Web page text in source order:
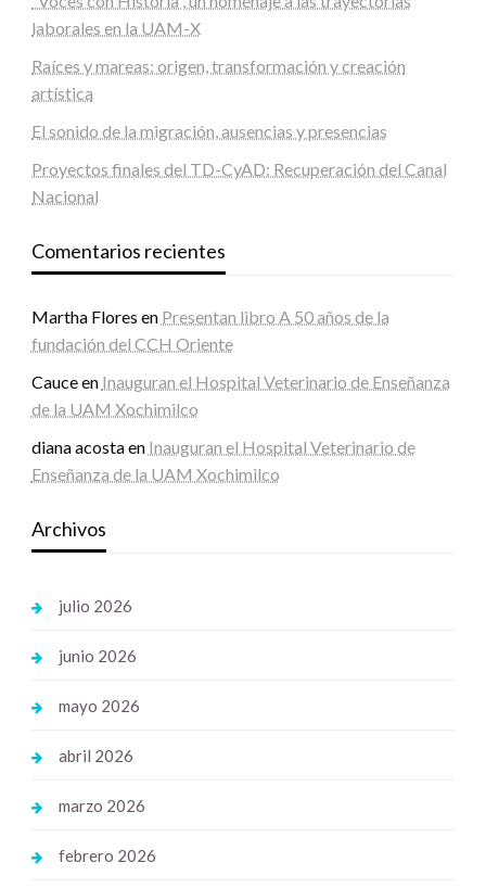
laborales en la UAM-X
Raíces y mareas: origen, transformación y creación
artística
El sonido de la migración, ausencias y presencias
Proyectos finales del TD-CyAD: Recuperación del Canal
Nacional
Comentarios recientes
Martha Flores en Presentan libro A 50 años de la
fundación del CCH Oriente
Cauceen Inauguran el Hospital Veterinario de Enseñanza
de la UAM Xochimilco
diana acostaen Inauguran el Hospital Veterinario de
Enseñanza de la UAM Xochimilco
Archivos
julio 2026
junio 2026
mayo 2026
abril 2026
marzo 2026
febrero 2026